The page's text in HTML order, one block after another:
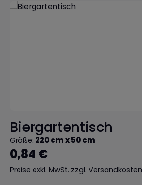
Bildergalerie überspringen
Biergartentisch
Größe: 220 cm x 50 cm
Regulärer Preis:
0,84 €
Preise exkl. MwSt. zzgl. Versandkosten